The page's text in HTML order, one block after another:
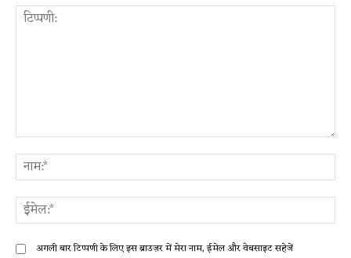
अगली बार टिप्पणी के लिए इस ब्राउज़र में मेरा नाम, ईमेल और वेबसाइट सहेजें